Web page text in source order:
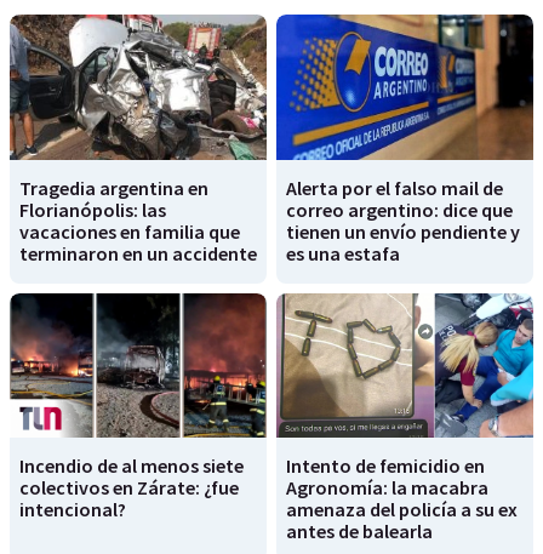
Tragedia argentina en
Florianópolis: las
vacaciones en familia que
terminaron en un accidente
Alerta por el falso mail de
correo argentino: dice que
tienen un envío pendiente y
es una estafa
Incendio de al menos siete
colectivos en Zárate: ¿fue
intencional?
Intento de femicidio en
Agronomía: la macabra
amenaza del policía a su ex
antes de balearla